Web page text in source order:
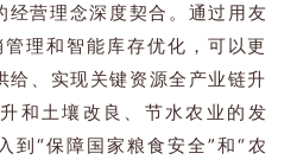
经营理念深度契合。通过用友
理和智能库存优化，可以更
给、实现关键资源全产业链升
和土壤改良、节水农业的发
到“保障国家粮食安全”和“农